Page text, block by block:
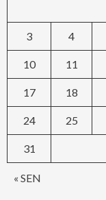
« SEN
3 4
10 11
17 18
24 25
31